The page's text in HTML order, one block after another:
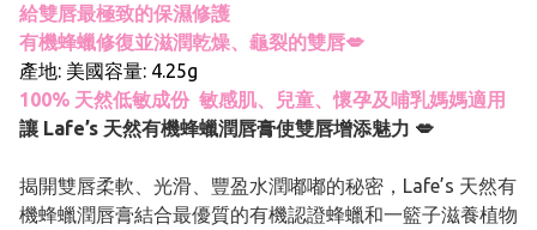
給雙唇最極致的保濕修護
有機蜂蠟修復並滋潤乾燥、龜裂的雙唇💋
產地: 美國容量: 4.25g
100% 天然低敏成份 敏感肌、兒童、懷孕及哺乳媽媽適用
讓 Lafe’s 天然有機蜂蠟潤唇膏使雙唇增添魅力 💋
揭開雙唇柔軟、光滑、豐盈水潤嘟嘟的秘密，Lafe’s 天然有
機蜂蠟潤唇膏結合最優質的有機認證蜂蠟和一籃子滋養植物